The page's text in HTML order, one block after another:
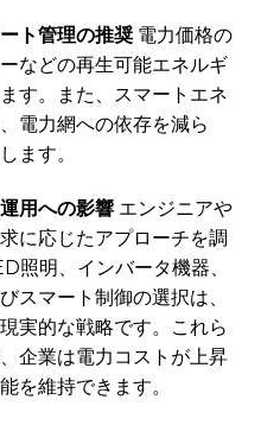
ト管理の推奨電力価格の
などの再生可能エネルギ
す。また、スマートエネ
電力網への依存を減ら
ます。
用への影響エンジニアや
に応じたアプローチを調
照明、インバータ機器、
スマート制御の選択は、
実的な戦略です。これら
企業は電力コストが上昇
を維持できます。